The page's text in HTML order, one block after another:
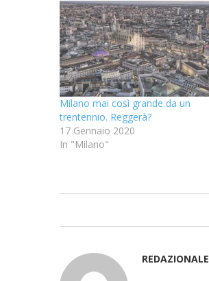
Milano mai così grande da un
trentennio. Reggerà?
17 Gennaio 2020
In "Milano"
REDAZIONALE